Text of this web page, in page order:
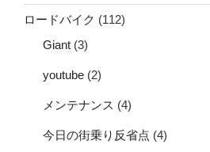
ロードバイク (112)
Giant (3)
youtube (2)
メンテナンス (4)
今日の街乗り反省点 (4)